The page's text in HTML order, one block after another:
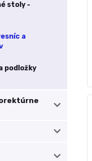
stoly -
a
podložky